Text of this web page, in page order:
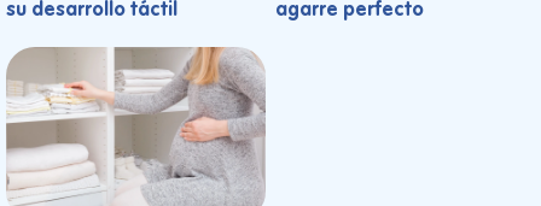
su desarrollo táctil
agarre perfecto